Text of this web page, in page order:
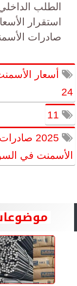
الطلب
استقرار
صادرات
أسعار
24
2025
الأسمنت في